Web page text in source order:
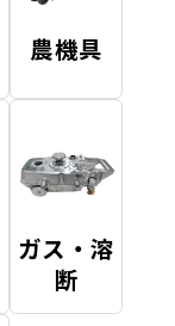
農機具
ガス・溶
断